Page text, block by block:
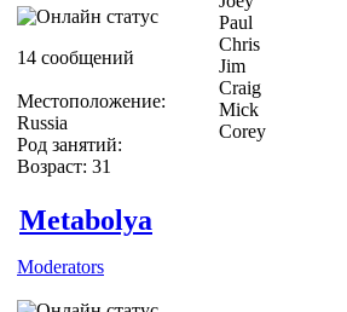
14 сообщений
Местоположение:
Russia
Род занятий:
Возраст: 31
Paul
Chris
Jim
Craig
Mick
Corey
Metabolya
Moderators